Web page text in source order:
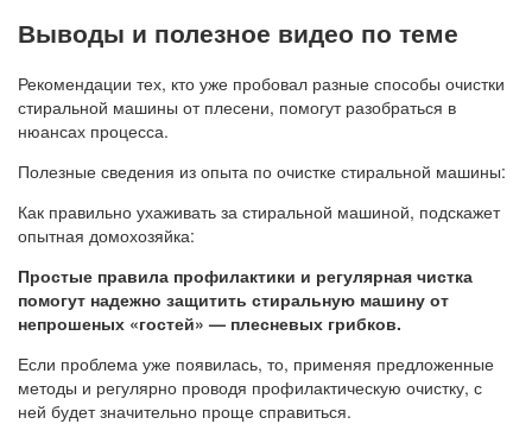
Выводы и полезное видео по теме
Рекомендации тех, кто уже пробовал разные способы очистки
стиральной машины от плесени, помогут разобраться в
нюансах процесса.
Полезные сведения из опыта по очистке стиральной машины:
Как правильно ухаживать за стиральной машиной, подскажет
опытная домохозяйка:
Простые правила профилактики и регулярная чистка
помогут надежно защитить стиральную машину от
непрошеных «гостей» — плесневых грибков.
Если проблема уже появилась, то, применяя предложенные
методы и регулярно проводя профилактическую очистку, с
ней будет значительно проще справиться.